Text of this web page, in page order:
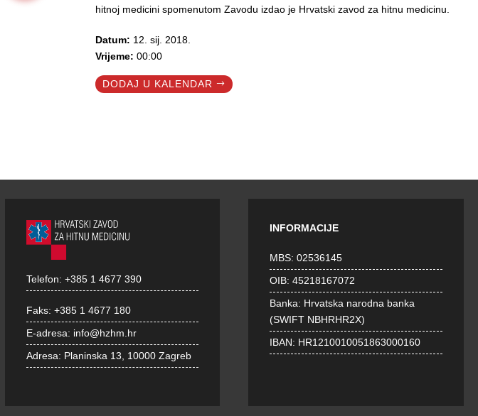
hitnoj medicini spomenutom Zavodu izdao je Hrvatski zavod za hitnu medicinu.
Datum: 12. sij. 2018.
Vrijeme:00:00
DODAJ U KALENDAR
Telefon: +385 1 4677 390
Faks: +385 1 4677 180
E-adresa: info@hzhm.hr
Adresa: Planinska 13, 10000 Zagreb
INFORMACIJE
MBS: 02536145
OIB: 45218167072
Banka: Hrvatska narodna banka
(SWIFT NBHRHR2X)
IBAN: HR1210010051863000160